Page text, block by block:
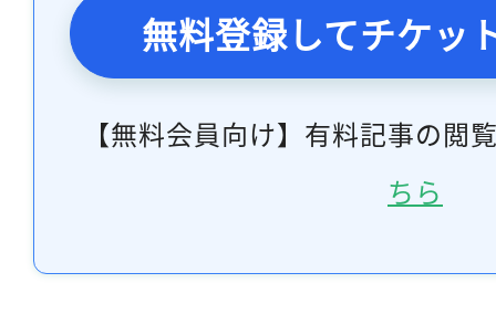
無料登録してチケッ
【無料会員向け】有料記事の閲
ちら